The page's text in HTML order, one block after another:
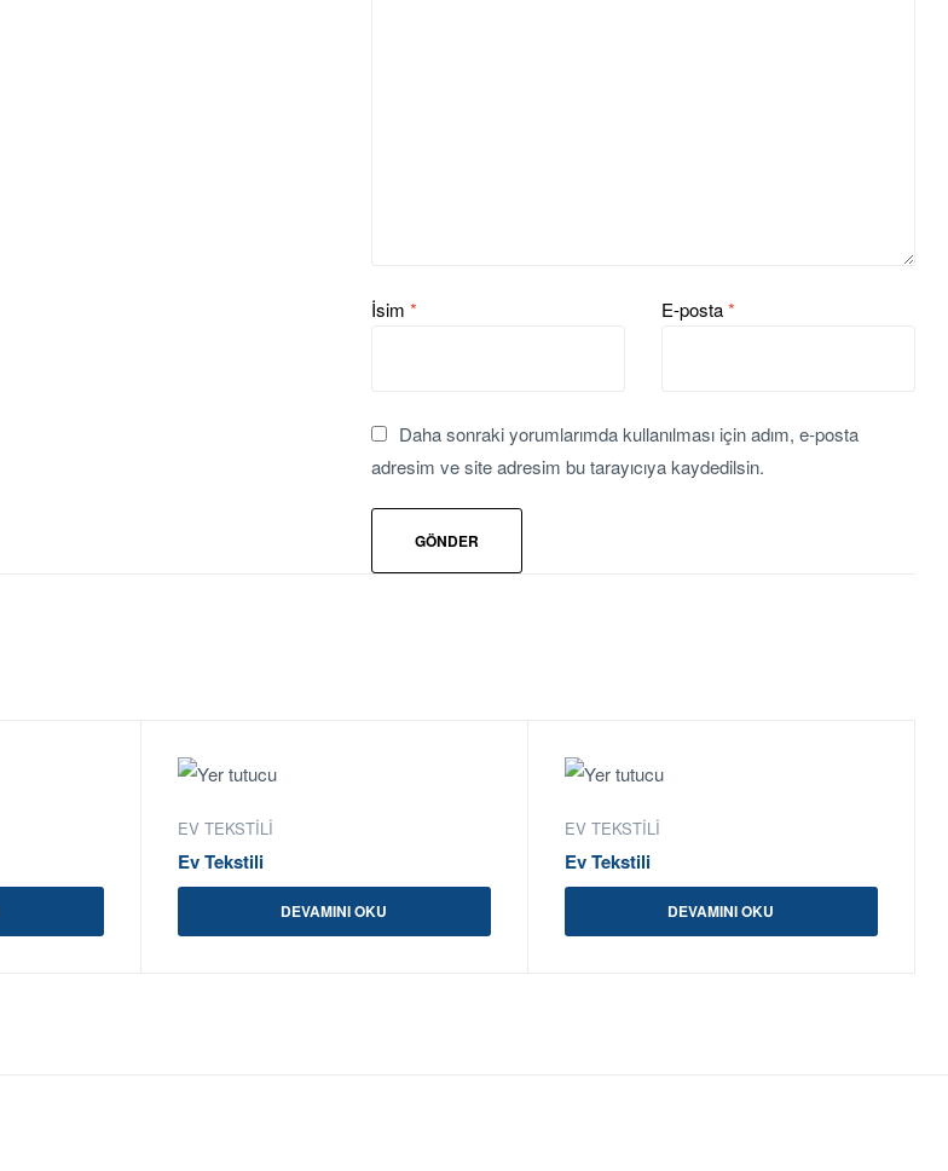
İsim * E-posta*
Daha sonraki yorumlarımda kullanılması için adım, e-posta
adresim ve site adresim bu tarayıcıya kaydedilsin.
EV TEKSTILI
Ev Tekstili
DEVAMINI OKU
EV TEKSTILI
Ev Tekstili
DEVAMINI OKU